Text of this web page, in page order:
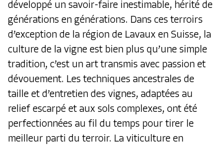
développé un savoir-faire inestimable, hérité de
générations en générations. Dans ces terroirs
d’exception de la région de Lavaux en Suisse, la
culture de la vigne est bien plus qu’une simple
tradition, c’est un art transmis avec passion et
dévouement. Les techniques ancestrales de
taille et d’entretien des vignes, adaptées au
relief escarpé et aux sols complexes, ont été
perfectionnées au fil du temps pour tirer le
meilleur parti du terroir. La viticulture en